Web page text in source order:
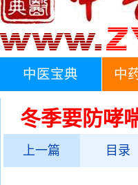
中医宝典 中
冬季要防哮
上一篇 目录